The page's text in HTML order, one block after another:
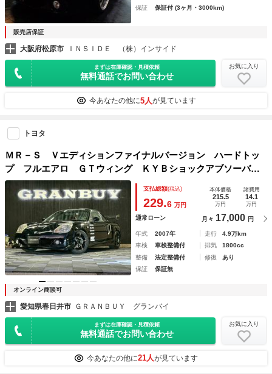
保証
保証付 (3ヶ月・3000km)
販売店保証
大阪府松原市 ＩＮＳＩＤＥ （株）インサイド
まずは在庫確認・見積依頼
無料通話でお問い合わせ
お気に入り
今あなたの他に5人が見ています
トヨタ
ＭＲ－Ｓ Ｖエディションファイナルバージョン ハードトッ
プ フルエアロ ＧＴウィング ＫＹＢショックアブソーバ
ー ＫＥＮＷＯＯＤ７インチナビ フルセグ ＣＤ・ＤＶＤ再
生 フォグ 純正アルミ／ブラック塗装 赤本革シート キー
レスエントリー ６速ＭＴ
支払総額(税込)
229.6 万円
本体価格
215.5
万円
諸費用
14.1
万円
通常ローン 月々 17,000 円
年式 2007年 走行
4.9万km
車検
車検整備付 排気
1800cc
整備
法定整備付 修復
あり
保証
保証無
オンライン商談可
愛知県春日井市 ＧＲＡＮＢＵＹ グランバイ
まずは在庫確認・見積依頼
無料通話でお問い合わせ
お気に入り
今あなたの他に21人が見ています